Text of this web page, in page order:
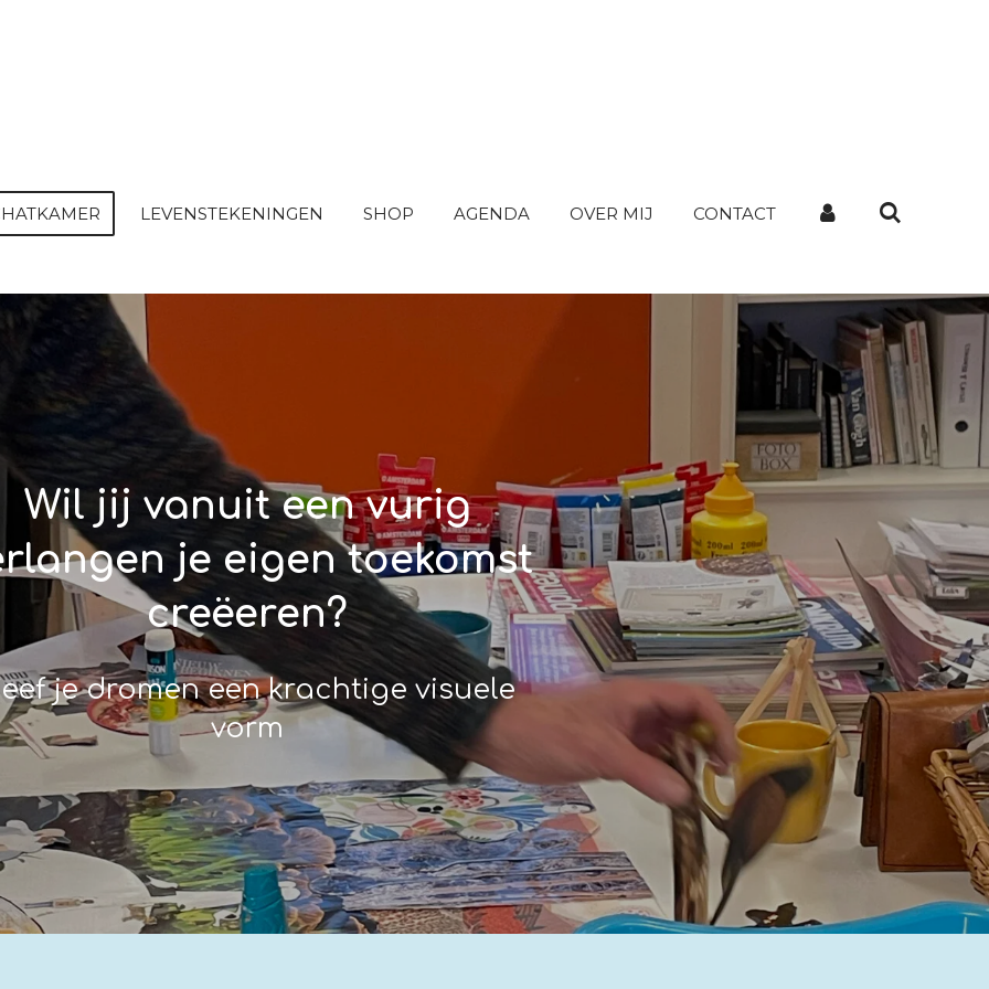
LEVENSTEKENINGEN SHOP AGENDA OVER MIJ CONTACT
Wil jij vanuit een vurig
je eigen toekomst
creëeren?
je dromen een krachtige visuele
vorm